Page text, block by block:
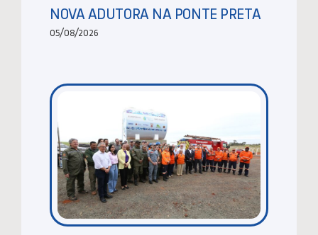
NOVA ADUTORA NA PONTE PRETA
05/08/2026